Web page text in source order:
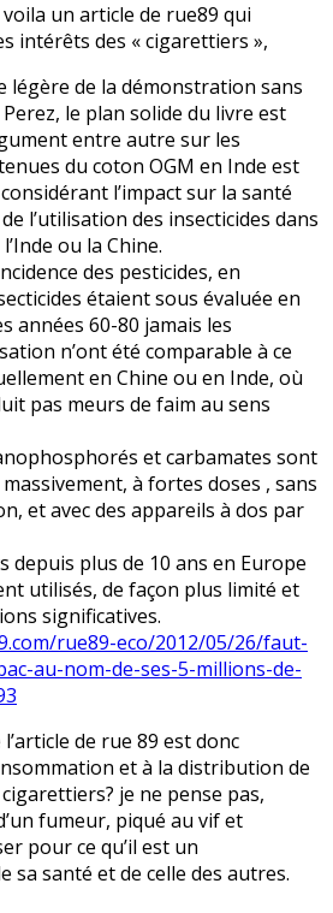
un article de rue89 qui
intérêts des « cigarettiers »,
légère de la démonstration sans
le plan solide du livre est
entre autre sur les
du coton OGM en Inde est
l’impact sur la santé
l’utilisation des insecticides dans
ou la Chine.
des pesticides, en
étaient sous évaluée en
années 60-80 jamais les
n’ont été comparable à ce
en Chine ou en Inde, où
pas meurs de faim au sens
et carbamates sont
à fortes doses , sans
et avec des appareils à dos par
depuis plus de 10 ans en Europe
utilisés, de façon plus limité et
significatives.
rue89-eco/2012/05/26/faut-
au-nom-de-ses-5-millions-de-
de rue 89 est donc
et à la distribution de
je ne pense pas,
fumeur, piqué au vif et
pour ce qu’il est un
sa santé et de celle des autres.